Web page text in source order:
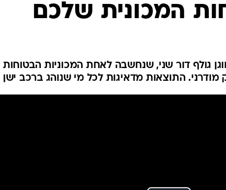
בטיחות
סדנאות ושיפורים
ארכיון מדורים
כתבו לנו
המכונית שלכם
גולף דור שני, שנחשבה לאחת המכוניות